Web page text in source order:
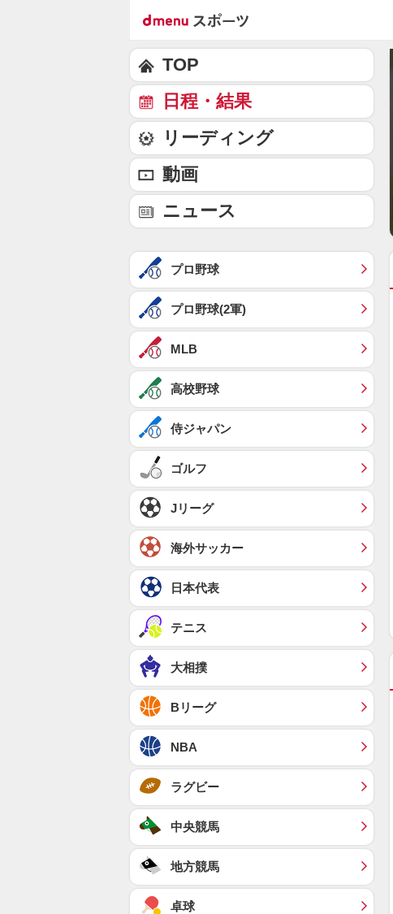
TOP
日程・結果
リーディング
動画
ニュース
プロ野球
プロ野球(2軍)
MLB
高校野球
侍ジャパン
ゴルフ
Jリーグ
海外サッカー
日本代表
テニス
大相撲
Bリーグ
NBA
ラグビー
中央競馬
地方競馬
卓球